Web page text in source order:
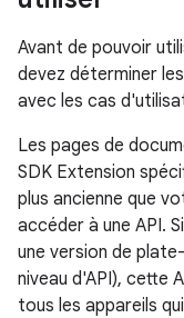
Avant de pouvoir
devez déterminer
avec les cas
Les pages de
SDK Extension
plus ancienne que
accéder à une API.
une version de
niveau d'API), cette
tous les appareils